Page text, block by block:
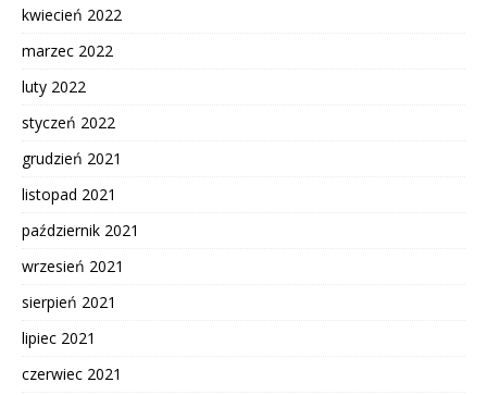
kwiecień 2022
marzec 2022
luty 2022
styczeń 2022
grudzień 2021
listopad 2021
październik 2021
wrzesień 2021
sierpień 2021
lipiec 2021
czerwiec 2021